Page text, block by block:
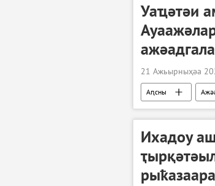
Уаҵәтәи
21 Ажьырныҳәа
Аԥсны
Ихадоу